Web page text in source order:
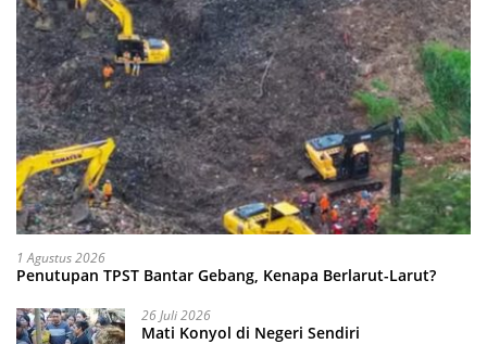
1 Agustus 2026
Penutupan TPST Bantar Gebang, Kenapa Berlarut-Larut?
26 Juli 2026
Mati Konyol di Negeri Sendiri